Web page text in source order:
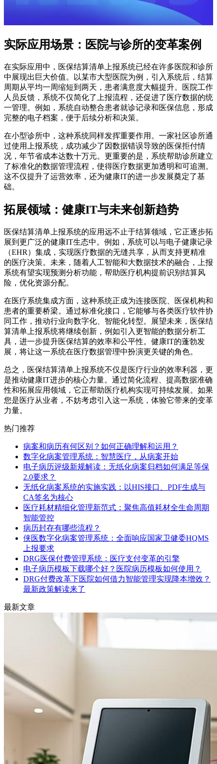
实际应用场景：医院与诊所的变革案例
在实际应用中，医保结算清单上报系统已经在许多医院和诊所
中展现出巨大价值。以某市大型医院为例，引入系统后，结算
周期从平均一周缩短到两天，患者满意度大幅提升。医院工作
人员反馈，系统不仅简化了上报流程，还促进了医疗数据的统
一管理。例如，系统自动整合患者就诊记录和医保信息，形成
完整的电子档案，便于后续分析和决策。
在小型诊所中，这种系统同样发挥重要作用。一家社区诊所通
过使用上报系统，成功减少了因数据错误导致的医保拒付情
况，年节省成本达数十万元。更重要的是，系统帮助诊所建立
了标准化的数据管理流程，使得医疗数据更加透明和可追溯。
这不仅提升了运营效率，还为健康IT的进一步发展奠定了基
础。
拓展领域：健康IT与未来创新趋势
医保结算清单上报系统的应用远不止于结算领域，它正逐步拓
展到更广泛的健康IT生态中。例如，系统可以与电子健康记录
（EHR）集成，实现医疗数据的无缝共享，从而支持更精准
的医疗决策。未来，随着人工智能和大数据技术的融合，上报
系统有望实现预测分析功能，帮助医疗机构提前识别结算风
险，优化资源分配。
在医疗系统集成方面，这种系统正成为连接医院、医保机构和
患者的重要桥梁。通过标准化接口，它能够与各类医疗软件协
同工作，推动行业向数字化、智能化转型。展望未来，医保结
算清单上报系统将继续创新，例如引入更智能的数据分析工
具，进一步提升医保结算的效率和公平性。健康IT的蓬勃发
展，将让这一系统在医疗数据管理中扮演更关键的角色。
总之，医保结算清单上报系统不仅是医疗行业的效率利器，更
是推动健康IT进步的核心力量。通过简化流程、提高数据准确
性和拓展应用领域，它正帮助医疗机构实现可持续发展。如果
您是医疗从业者，不妨考虑引入这一系统，体验它带来的变革
力量。
热门推荐
病案和病历有何区别？如何正确理解和运用？
数字化病案管理系统：智慧医疗，从病案开始
电子病历评级新规解读：无纸化病案归档如何满足等保
2.0要求？
无纸化病案系统的实施实践：以HIS接口、PDF生成与
CA签名为核心
医疗耗材精细化管理新范式：聚焦高值耗材全生命周期
智能管控
病历封存有哪些流程？
侠医数字化病案管理系统：全面响应国家卫健委HQMS
上报要求
DRG医保付费管理系统：医疗支付变革的引擎
电子病历模板下载哪个好？医院病历模板如何使用？
DRG付费改革下医院如何借力智能管理实现降本增效？
最新政策解读来了
最新文章